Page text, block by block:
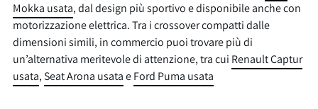
Mokka usata, dal design più sportivo e disponibile anche con
motorizzazione elettrica. Tra i crossover compatti dalle
dimensioni simili, in commercio puoi trovare più di
un’alternativa meritevole di attenzione, tra cui Renault Captur
usata, Seat Arona usataeFord Puma usata